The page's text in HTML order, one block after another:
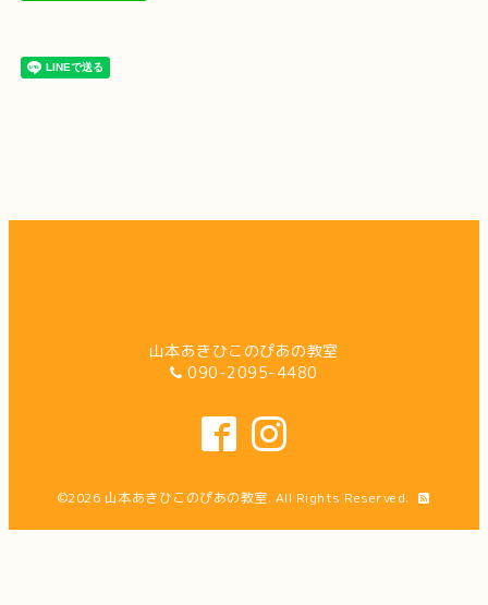
山本あきひこのぴあの教室
090-2095-4480
©2026 山本あきひこのぴあの教室. All Rights Reserved.